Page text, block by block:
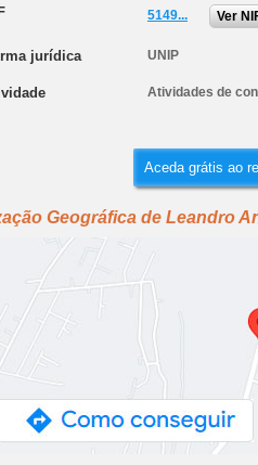
5149... Ver
jurídica UNIP
Atividades de
Aceda grátis ao
Geográfica de Leandro